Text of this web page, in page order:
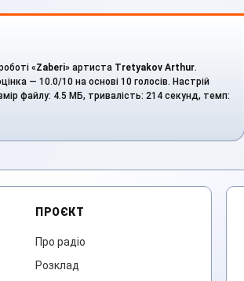
«Zaberi» артиста Tretyakov Arthur.
— 10.0/10 на основі 10 голосів. Настрій
файлу: 4.5 МБ, тривалість: 214 секунд, темп:
ПРОЄКТ
Про радіо
Розклад